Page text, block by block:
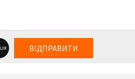
ВІДПРАВИТИ